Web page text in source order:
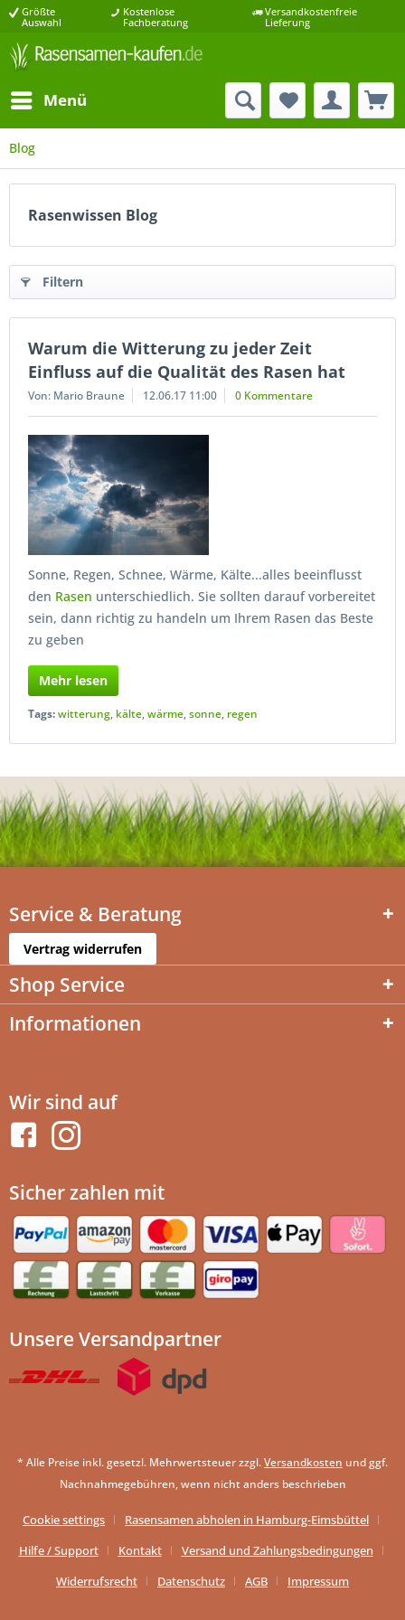
Größte
Auswahl
Kostenlose
Fachberatung
Versandkostenfreie
Lieferung
Menü
Blog
Rasenwissen Blog
Filtern
Warum die Witterung zu jeder Zeit
Einfluss auf die Qualität des Rasen hat
Von: Mario Braune 12.06.17 11:00 0 Kommentare
Sonne, Regen, Schnee, Wärme, Kälte...alles beeinflusst
den Rasen unterschiedlich. Sie sollten darauf vorbereitet
sein, dann richtig zu handeln um Ihrem Rasen das Beste
zu geben
Mehr lesen
Tags:witterung, kälte,wärme,sonne, regen
Service & Beratung
Vertrag widerrufen
Shop Service
Informationen
Wir sind auf
Sicher zahlen mit
Unsere Versandpartner
* Alle Preise inkl. gesetzl. Mehrwertsteuer zzgl.Versandkosten und ggf.
Nachnahmegebühren, wenn nicht anders beschrieben
Cookie settings
Rasensamen abholen in Hamburg-Eimsbüttel
Hilfe / Support
Kontakt
Versand und Zahlungsbedingungen
Widerrufsrecht
Datenschutz AGB Impressum